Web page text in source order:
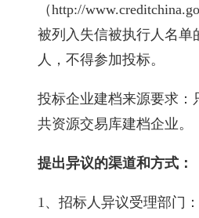
（http://
被列入失信被执行人名单
人，不得参加投标。
投标企业建档来源要求：
共资源交易库建档企业。
提出异议的渠道和方式：
1、招标人异议受理部门